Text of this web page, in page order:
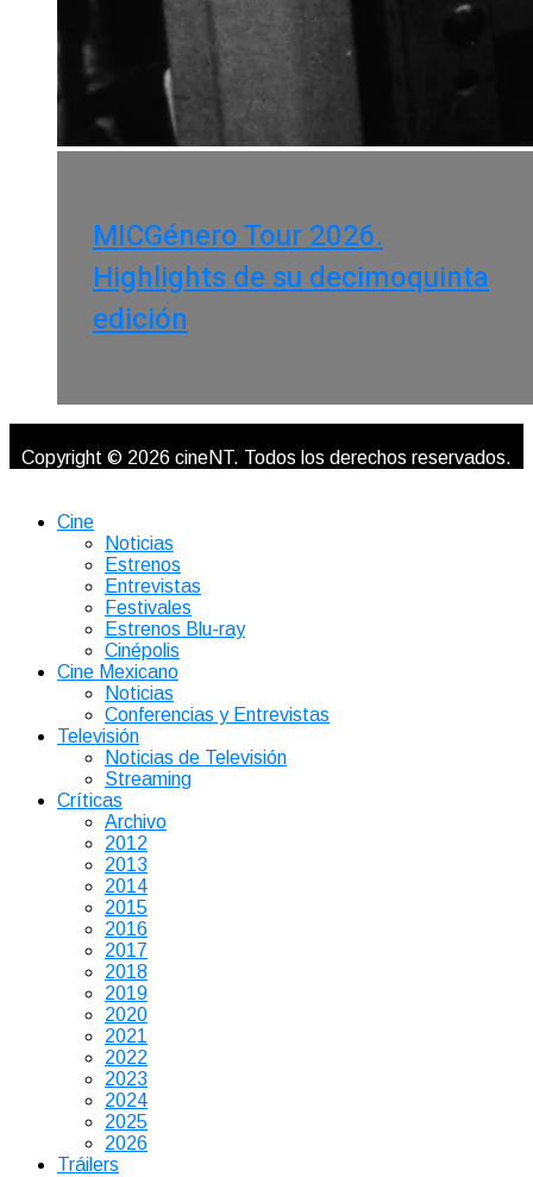
MICGénero Tour 2026.
Highlights de su decimoquinta
edición
Copyright © 2026 cineNT. Todos los derechos reservados.
Cine
Noticias
Estrenos
Entrevistas
Festivales
Estrenos Blu-ray
Cinépolis
Cine Mexicano
Noticias
Conferencias y Entrevistas
Televisión
Noticias de Televisión
Streaming
Críticas
Archivo
2012
2013
2014
2015
2016
2017
2018
2019
2020
2021
2022
2023
2024
2025
2026
Tráilers